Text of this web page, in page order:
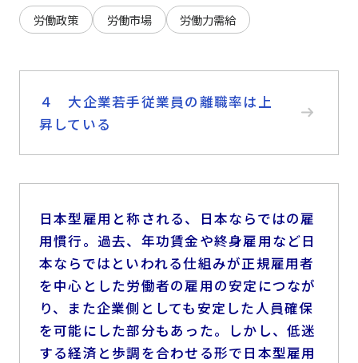
労働政策 労働市場 労働力需給
４ 大企業若手従業員の離職率は上
昇している
日本型雇用と称される、日本ならではの雇
用慣行。過去、年功賃金や終身雇用など日
本ならではといわれる仕組みが正規雇用者
を中心とした労働者の雇用の安定につなが
り、また企業側としても安定した人員確保
を可能にした部分もあった。しかし、低迷
する経済と歩調を合わせる形で日本型雇用